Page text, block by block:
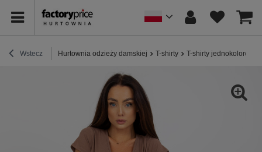
Wstecz Hurtownia odzieży damskiej T-shirty T-shirty jednokolorowe